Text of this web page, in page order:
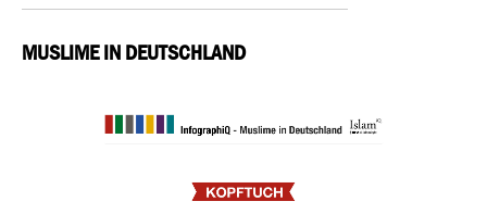
MUSLIME IN DEUTSCHLAND